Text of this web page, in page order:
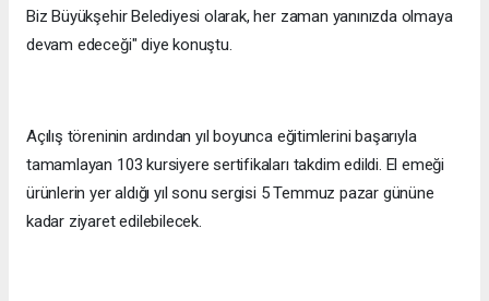
Biz Büyükşehir Belediyesi olarak, her zaman yanınızda olmaya
devam edeceği" diye konuştu.
Açılış töreninin ardından yıl boyunca eğitimlerini başarıyla
tamamlayan 103 kursiyere sertifikaları takdim edildi. El emeği
ürünlerin yer aldığı yıl sonu sergisi 5 Temmuz pazar gününe
kadar ziyaret edilebilecek.